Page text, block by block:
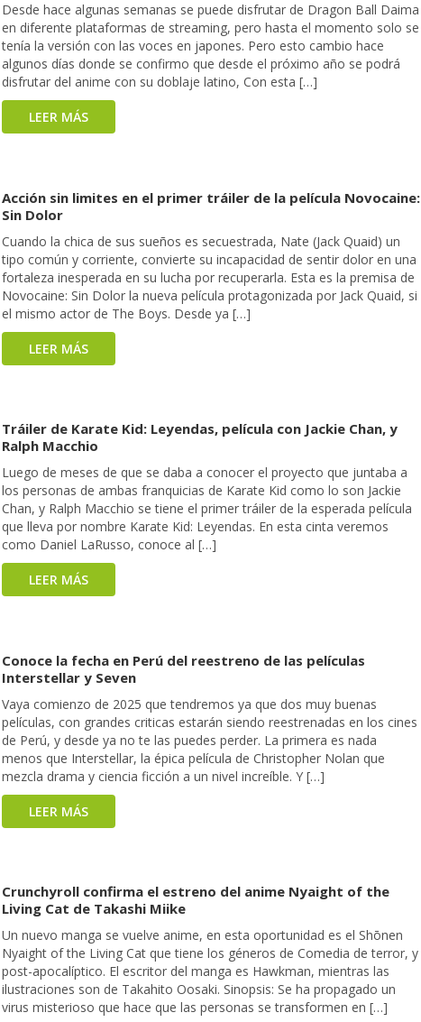
Desde hace algunas semanas se puede disfrutar de Dragon Ball Daima
en diferente plataformas de streaming, pero hasta el momento solo se
tenía la versión con las voces en japones. Pero esto cambio hace
algunos días donde se confirmo que desde el próximo año se podrá
disfrutar del anime con su doblaje latino, Con esta […]
LEER MÁS
Acción sin limites en el primer tráiler de la película Novocaine:
Sin Dolor
Cuando la chica de sus sueños es secuestrada, Nate (Jack Quaid) un
tipo común y corriente, convierte su incapacidad de sentir dolor en una
fortaleza inesperada en su lucha por recuperarla. Esta es la premisa de
Novocaine: Sin Dolor la nueva película protagonizada por Jack Quaid, si
el mismo actor de The Boys. Desde ya […]
LEER MÁS
Tráiler de Karate Kid: Leyendas, película con Jackie Chan, y
Ralph Macchio
Luego de meses de que se daba a conocer el proyecto que juntaba a
los personas de ambas franquicias de Karate Kid como lo son Jackie
Chan, y Ralph Macchio se tiene el primer tráiler de la esperada película
que lleva por nombre Karate Kid: Leyendas. En esta cinta veremos
como Daniel LaRusso, conoce al […]
LEER MÁS
Conoce la fecha en Perú del reestreno de las películas
Interstellar y Seven
Vaya comienzo de 2025 que tendremos ya que dos muy buenas
películas, con grandes criticas estarán siendo reestrenadas en los cines
de Perú, y desde ya no te las puedes perder. La primera es nada
menos que Interstellar, la épica película de Christopher Nolan que
mezcla drama y ciencia ficción a un nivel increíble. Y […]
LEER MÁS
Crunchyroll confirma el estreno del anime Nyaight of the
Living Cat de Takashi Miike
Un nuevo manga se vuelve anime, en esta oportunidad es el Shōnen
Nyaight of the Living Cat que tiene los géneros de Comedia de terror, y
post-apocalíptico. El escritor del manga es Hawkman, mientras las
ilustraciones son de Takahito Oosaki. Sinopsis: Se ha propagado un
virus misterioso que hace que las personas se transformen en […]